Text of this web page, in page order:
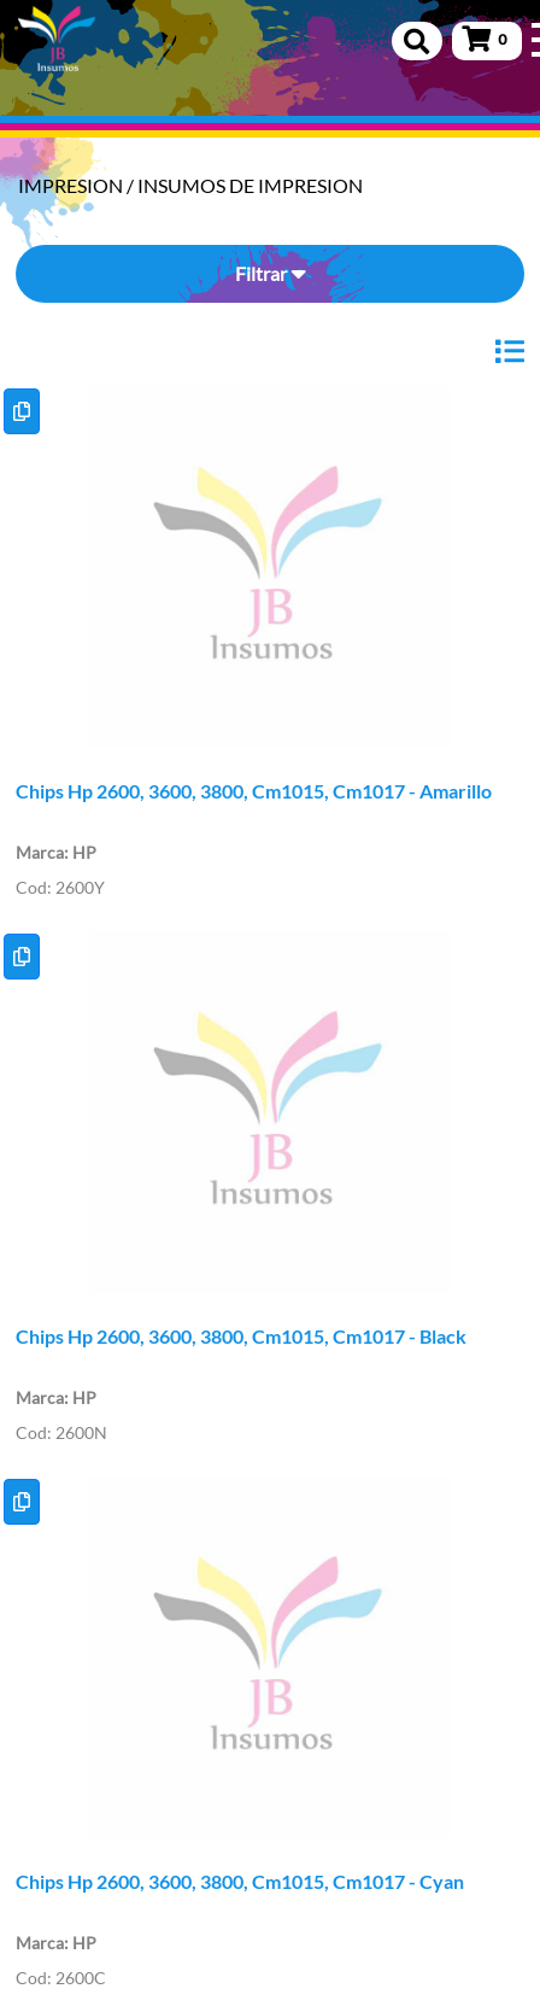
0
IMPRESION / INSUMOS DE IMPRESION
Filtrar
Chips Hp 2600, 3600, 3800, Cm1015, Cm1017 - Amarillo
HP
2600Y
Chips Hp 2600, 3600, 3800, Cm1015, Cm1017 - Black
HP
2600N
Chips Hp 2600, 3600, 3800, Cm1015, Cm1017 - Cyan
HP
2600C